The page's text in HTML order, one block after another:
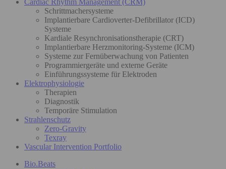
Schrittmachersysteme
Implantierbare Cardioverter-Defibrillator (ICD)
Systeme
Kardiale Resynchronisationstherapie (CRT)
Implantierbare Herzmonitoring-Systeme (ICM)
Systeme zur Fernüberwachung von Patienten
Programmiergeräte und externe Geräte
Einführungssysteme für Elektroden
Elektrophysiologie
Therapien
Diagnostik
Temporäre Stimulation
Strahlenschutz
Zero-Gravity
Texray
Vascular Intervention Portfolio
Bio.Beats